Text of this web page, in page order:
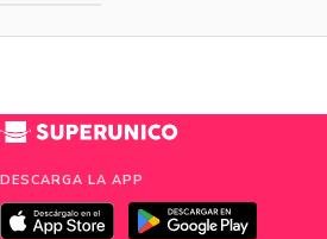
DESCARGA LA APP